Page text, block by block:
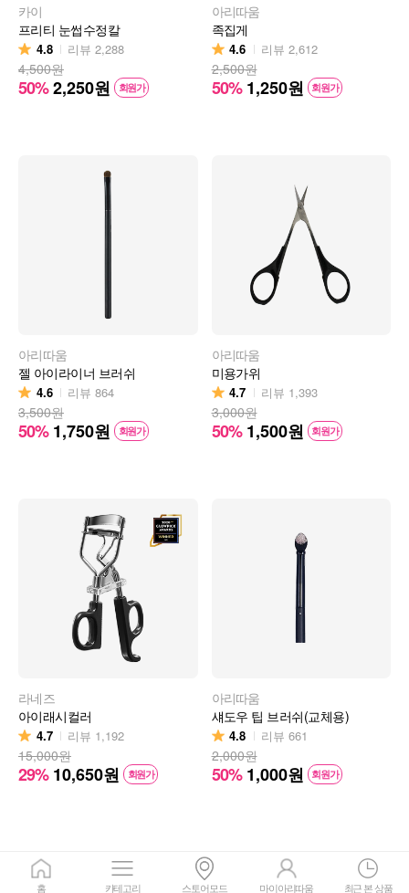
카이
프리티 눈썹수정칼
4.8 리뷰 2,288
4,500원
50%2,250원 회원가
아리따움
족집게
4.6 리뷰 2,612
2,500원
50% 1,250원 회원가
아리따움
젤 아이라이너 브러쉬
4.6 리뷰 864
3,500원
50% 1,750원 회원가
아리따움
미용가위
4.7 리뷰 1,393
3,000원
50% 1,500원 회원가
라네즈
아이래시컬러
4.7 리뷰 1,192
15,000원
29% 10,650원 회원가
아리따움
섀도우 팁 브러쉬(교체용)
4.8 리뷰 661
2,000원
50% 1,000원 회원가
홈 카테고리 스토어모드 마이아리따움 최근 본 상품